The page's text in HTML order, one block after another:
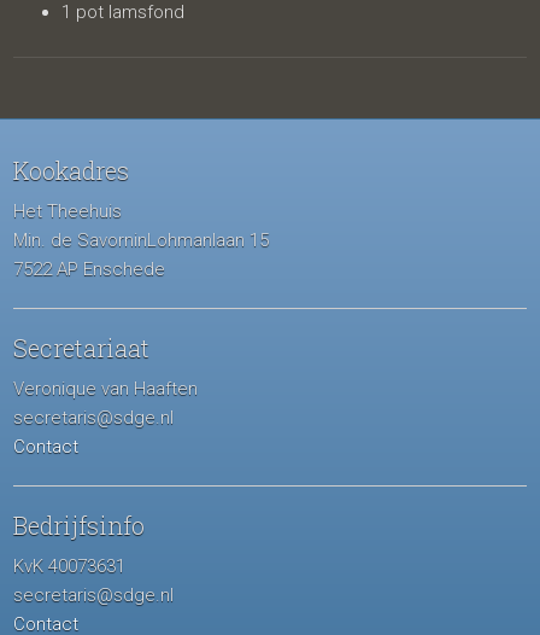
1 pot lamsfond
Kookadres
Het Theehuis
Min. de SavorninLohmanlaan 15
7522 AP Enschede
Secretariaat
Veronique van Haaften
secretaris@sdge.nl
Contact
Bedrijfsinfo
KvK 40073631
secretaris@sdge.nl
Contact